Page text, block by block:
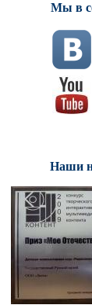
Мы в
Наши